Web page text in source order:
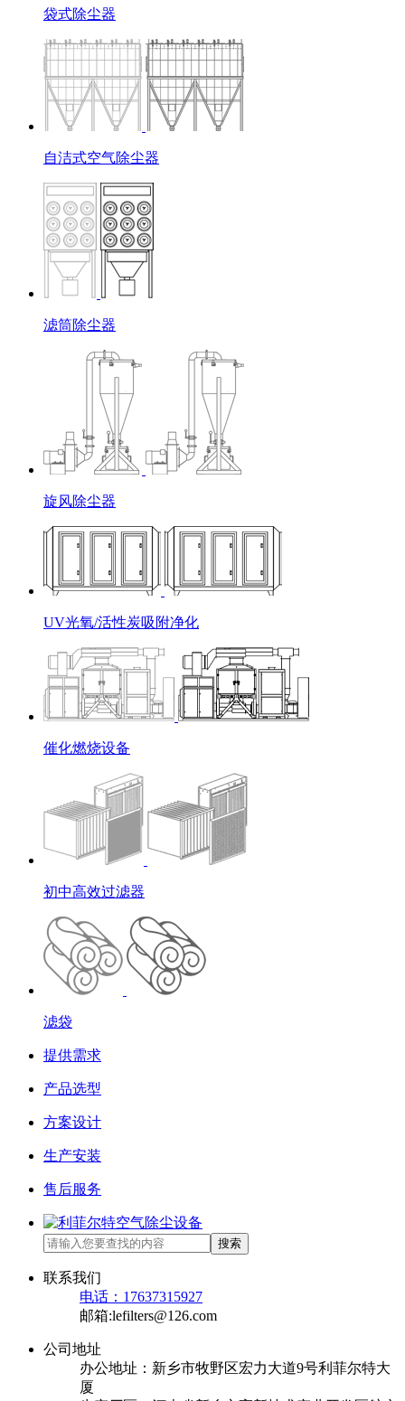
袋式除尘器
自洁式空气除尘器
滤筒除尘器
旋风除尘器
UV光氧/活性炭吸附净化
催化燃烧设备
初中高效过滤器
滤袋
提供需求
产品选型
方案设计
生产安装
售后服务
搜索
联系我们
电话：17637315927
邮箱:lefilters@126.com
公司地址
办公地址：新乡市牧野区宏力大道9号利菲尔特大
厦